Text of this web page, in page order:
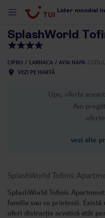
Lider mondial
SplashWorld
CIPRU LARNACA AYIA NAPA
VEZI PE HARTĂ
Ups, oferta
Am
vezi alte
SplashWorld Tofinis
SplashWorld Tofinis
familia sau cu prietenii. Există
oferi distracție acvatică atât